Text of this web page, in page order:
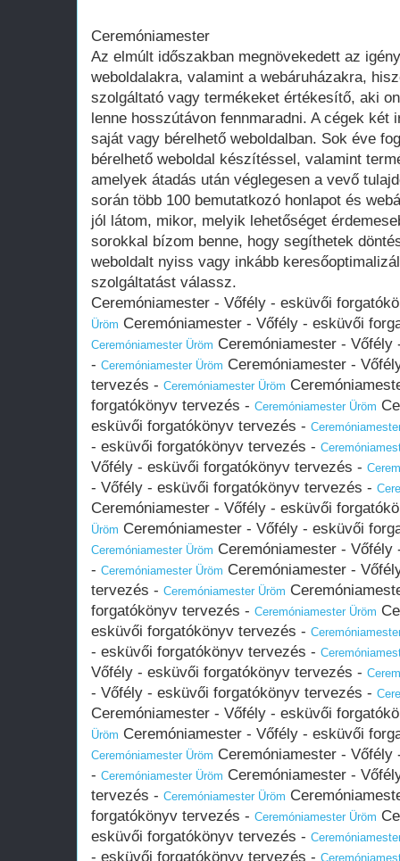
Ceremóniamester
Az elmúlt időszakban megnövekedett az
weboldalakra, valamint a webáruházakra,
szolgáltató vagy termékeket értékesítő, aki
lenne hosszútávon fennmaradni. A cégek két
saját vagy bérelhető weboldalban. Sok éve
bérelhető weboldal készítéssel, valamint
amelyek átadás után véglegesen a vevő
során több 100 bemutatkozó honlapot és
jól látom, mikor, melyik lehetőséget
sorokkal bízom benne, hogy segíthetek
weboldalt nyiss vagy inkább
szolgáltatást válassz.
Ceremóniamester - Vőfély - esküvői
Üröm Ceremóniamester - Vőfély - esküvői
Ceremóniamester Üröm Ceremóniamester -
- Ceremóniamester Üröm Ceremóniamester -
tervezés - Ceremóniamester Üröm
forgatókönyv tervezés - Ceremóniamester Üröm
esküvői forgatókönyv tervezés -
- esküvői forgatókönyv tervezés -
Vőfély - esküvői forgatókönyv tervezés -
- Vőfély - esküvői forgatókönyv tervezés -
Ceremóniamester - Vőfély - esküvői
Üröm Ceremóniamester - Vőfély - esküvői
Ceremóniamester Üröm Ceremóniamester -
- Ceremóniamester Üröm Ceremóniamester -
tervezés - Ceremóniamester Üröm
forgatókönyv tervezés - Ceremóniamester Üröm
esküvői forgatókönyv tervezés -
- esküvői forgatókönyv tervezés -
Vőfély - esküvői forgatókönyv tervezés -
- Vőfély - esküvői forgatókönyv tervezés -
Ceremóniamester - Vőfély - esküvői
Üröm Ceremóniamester - Vőfély - esküvői
Ceremóniamester Üröm Ceremóniamester -
- Ceremóniamester Üröm Ceremóniamester -
tervezés - Ceremóniamester Üröm
forgatókönyv tervezés - Ceremóniamester Üröm
esküvői forgatókönyv tervezés -
- esküvői forgatókönyv tervezés -